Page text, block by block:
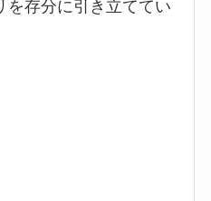
を存分に引き立ててい